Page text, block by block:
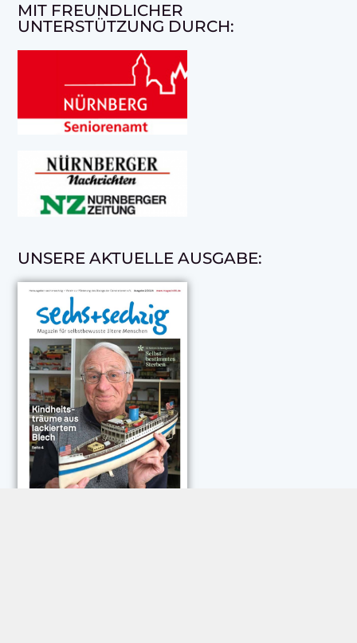
MIT FREUNDLICHER
UNTERSTÜTZUNG DURCH:
UNSERE AKTUELLE AUSGABE: